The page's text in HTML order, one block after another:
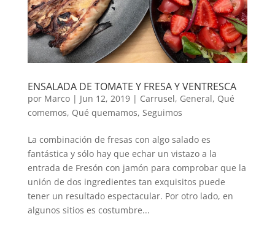
ENSALADA DE TOMATE Y FRESA Y VENTRESCA
por Marco| Jun 12, 2019| Carrusel, General, Qué
comemos, Qué quemamos, Seguimos
La combinación de fresas con algo salado es
fantástica y sólo hay que echar un vistazo a la
entrada de Fresón con jamón para comprobar que la
unión de dos ingredientes tan exquisitos puede
tener un resultado espectacular. Por otro lado, en
algunos sitios es costumbre...